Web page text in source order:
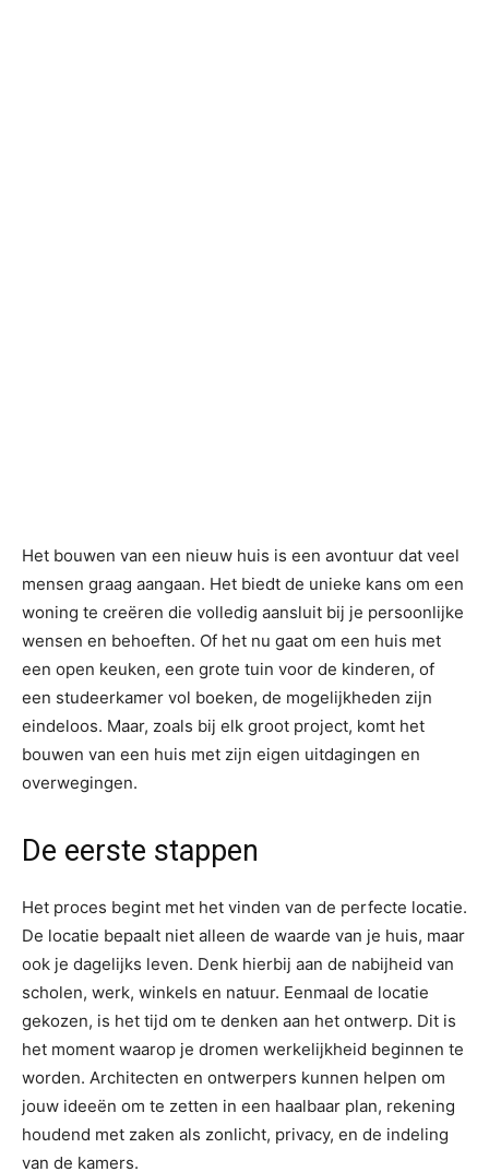
Het bouwen van een nieuw huis is een avontuur dat veel
mensen graag aangaan. Het biedt de unieke kans om een
woning te creëren die volledig aansluit bij je persoonlijke
wensen en behoeften. Of het nu gaat om een huis met
een open keuken, een grote tuin voor de kinderen, of
een studeerkamer vol boeken, de mogelijkheden zijn
eindeloos. Maar, zoals bij elk groot project, komt het
bouwen van een huis met zijn eigen uitdagingen en
overwegingen.
De eerste stappen
Het proces begint met het vinden van de perfecte locatie.
De locatie bepaalt niet alleen de waarde van je huis, maar
ook je dagelijks leven. Denk hierbij aan de nabijheid van
scholen, werk, winkels en natuur. Eenmaal de locatie
gekozen, is het tijd om te denken aan het ontwerp. Dit is
het moment waarop je dromen werkelijkheid beginnen te
worden. Architecten en ontwerpers kunnen helpen om
jouw ideeën om te zetten in een haalbaar plan, rekening
houdend met zaken als zonlicht, privacy, en de indeling
van de kamers.